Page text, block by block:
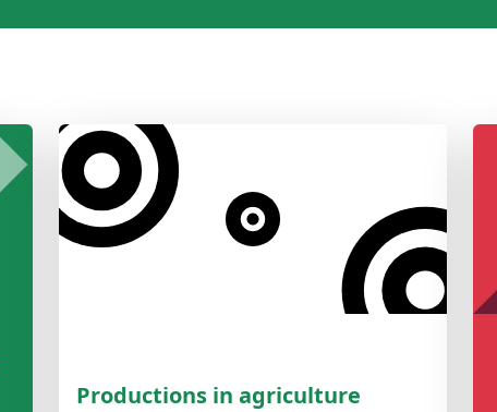
Productions in agriculture